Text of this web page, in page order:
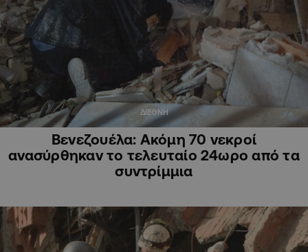
ΔΙΕΘΝΗ
Βενεζουέλα: Ακόμη 70 νεκροί
ανασύρθηκαν το τελευταίο 24ωρο από τα
συντρίμμια